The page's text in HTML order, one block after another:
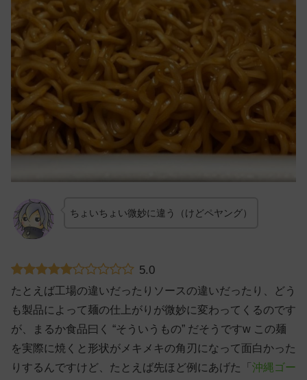
ちょいちょい微妙に違う（けどペヤング）
5.0
たとえば工場の違いだったりソースの違いだったり、どう
も製品によって麺の仕上がりが微妙に変わってくるのです
が、まるか食品曰く “そういうもの” だそうですw この麺
を実際に焼くと形状がメキメキの角刃になって面白かった
りするんですけど、たとえば先ほど例にあげた「 沖縄ゴー